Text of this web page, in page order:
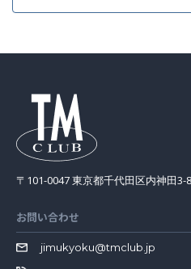
〒101-0047 東京都千代田区内神田
お問い合わせ
jimukyoku@tmclub.jp